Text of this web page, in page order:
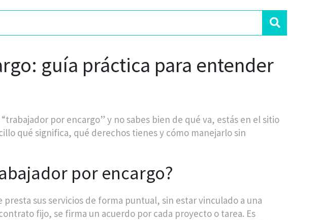
guía práctica para entender
por encargo” y no sabes bien de qué va, estás en el sitio
qué significa, qué derechos tienes y cómo manejarlo sin
por encargo?
sus servicios de forma puntual, sin estar vinculado a una
fijo, se firma un acuerdo por cada proyecto o tarea. Es